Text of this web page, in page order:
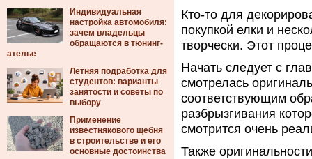
Индивидуальная
настройка автомобиля:
зачем владельцы
обращаются в тюнинг-
ателье
Летняя подработка для
студентов: варианты
занятости и советы по
выбору
Применение
известнякового щебня
в строительстве и его
основные достоинства
Кто-то для
покупкой елки и
творчески. Этот
Начать следует с
смотрелась
соответствующим
разбрызгивания
смотрится очень
Также